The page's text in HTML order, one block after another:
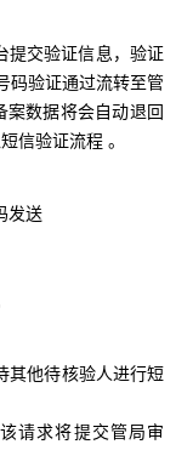
提交验证信息，验证
码验证通过流转至管
案数据将会自动退回
信验证流程 。
发送
其他待核验人进行短
请求将提交管局审